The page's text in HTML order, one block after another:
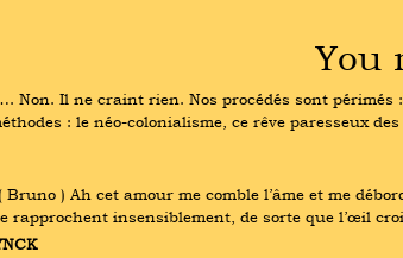
You
Non. Il ne craint rien. Nos procédés sont
: le néo-colonialisme, ce rêve paresseux
) Ah cet amour me comble l’âme et me
rapprochent insensiblement, de sorte que l’œil